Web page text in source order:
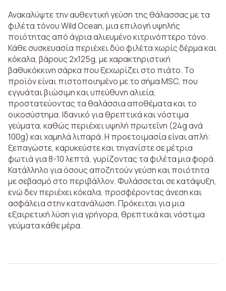
Ανακαλύψτε την αυθεντική γεύση της θάλασσας με τα
φιλέτα τόνου Wild Ocean, μια επιλογή υψηλής
ποιότητας από άγρια αλιευμένο κιτρινόπτερο τόνο.
Κάθε συσκευασία περιέχει δύο φιλέτα χωρίς δέρμα και
κόκαλα, βάρους 2x125g, με χαρακτηριστική
βαθυκόκκινη σάρκα που ξεχωρίζει στο πιάτο. Το
προϊόν είναι πιστοποιημένο με το σήμα MSC, που
εγγυάται βιώσιμη και υπεύθυνη αλιεία,
προστατεύοντας τα θαλάσσια αποθέματα και το
οικοσύστημα. Ιδανικό για θρεπτικά και νόστιμα
γεύματα, καθώς περιέχει υψηλή πρωτεΐνη (24g ανά
100g) και χαμηλά λιπαρά. Η προετοιμασία είναι απλή:
ξεπαγώστε, καρυκεύστε και τηγανίστε σε μέτρια
φωτιά για 8-10 λεπτά, γυρίζοντας τα φιλέτα μια φορά.
Κατάλληλο για όσους αποζητούν γεύση και ποιότητα
με σεβασμό στο περιβάλλον. Φυλάσσεται σε κατάψυξη,
ενώ δεν περιέχει κόκαλα, προσφέροντας άνεση και
ασφάλεια στην κατανάλωση. Πρόκειται για μια
εξαιρετική λύση για γρήγορα, θρεπτικά και νόστιμα
γεύματα κάθε μέρα.